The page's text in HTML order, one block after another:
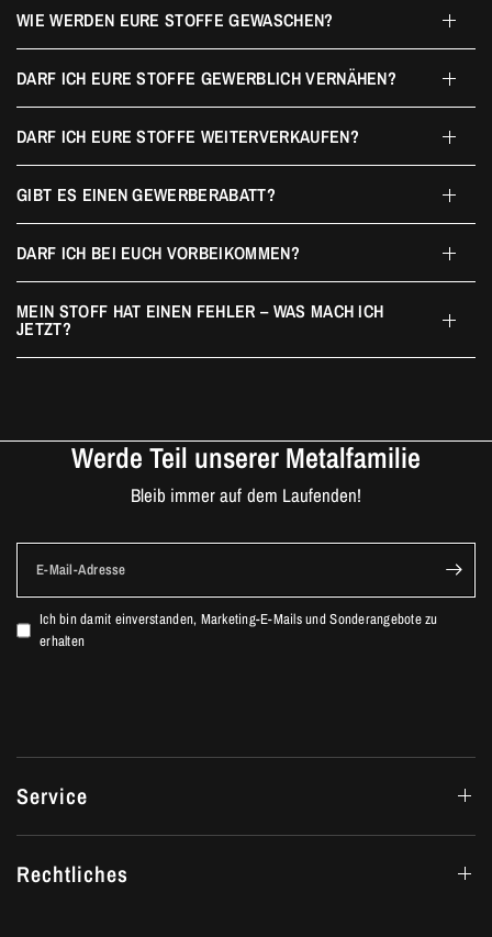
WIE WERDEN EURE STOFFE GEWASCHEN?
DARF ICH EURE STOFFE GEWERBLICH VERNÄHEN?
DARF ICH EURE STOFFE WEITERVERKAUFEN?
GIBT ES EINEN GEWERBERABATT?
DARF ICH BEI EUCH VORBEIKOMMEN?
MEIN STOFF HAT EINEN FEHLER – WAS MACH ICH
JETZT?
Werde Teil unserer Metalfamilie
Bleib immer auf dem Laufenden!
E-Mail-Adresse
Ich bin damit einverstanden, Marketing-E-Mails und Sonderangebote zu
erhalten
Service
Rechtliches